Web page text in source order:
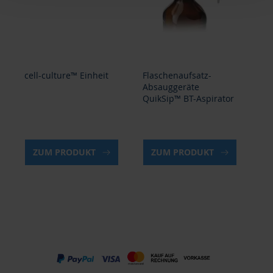
cell-culture™ Einheit
ZUM PRODUKT
Flaschenaufsatz-
Absauggeräte
QuikSip™ BT-Aspirator
ZUM PRODUKT